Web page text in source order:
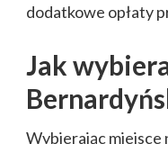
dodatkowe opłaty
Jak
Wybierając miejsce